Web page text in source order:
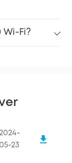
Wi-Fi?
2024-
05-23